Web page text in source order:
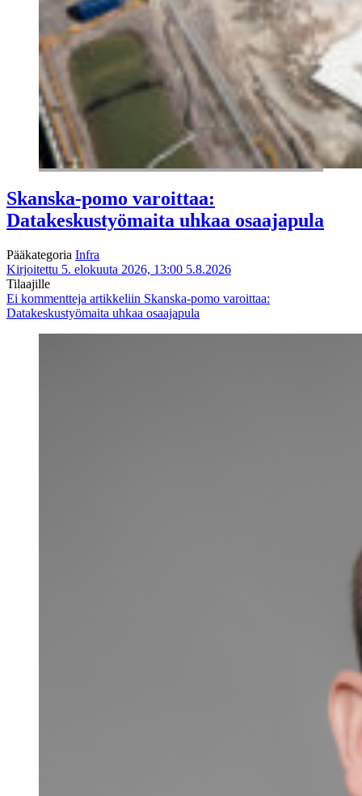
Skanska-pomo varoittaa:
Datakeskustyömaita uhkaa osaajapula
Pääkategoria Infra
Kirjoitettu 5. elokuuta 2026, 13:00 5.8.2026
Tilaajille
Ei kommentteja artikkeliin Skanska-pomo varoittaa:
Datakeskustyömaita uhkaa osaajapula